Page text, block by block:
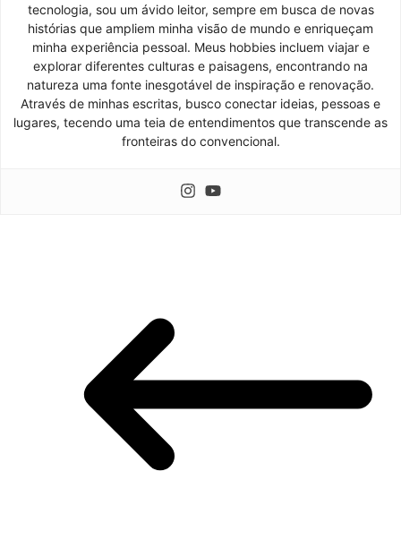
tecnologia, sou um ávido leitor, sempre em busca de novas
histórias que ampliem minha visão de mundo e enriqueçam
minha experiência pessoal. Meus hobbies incluem viajar e
explorar diferentes culturas e paisagens, encontrando na
natureza uma fonte inesgotável de inspiração e renovação.
Através de minhas escritas, busco conectar ideias, pessoas e
lugares, tecendo uma teia de entendimentos que transcende as
fronteiras do convencional.